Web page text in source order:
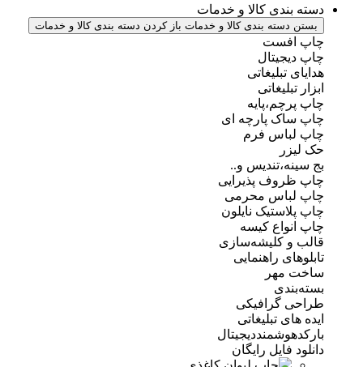
کالا و خدمات
بندی کالا و خدمات باز کردن دسته بندی کالا و خدمات
پارچه ای
فرم
و..
پذیرایی
محرمی
نایلون
کیسه
کلیشه‌سازی
راهنمایی
گرافیکی
تبلیغاتی
فایل رایگان